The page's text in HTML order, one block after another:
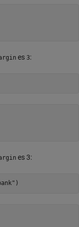
es 3:
es 3:
)